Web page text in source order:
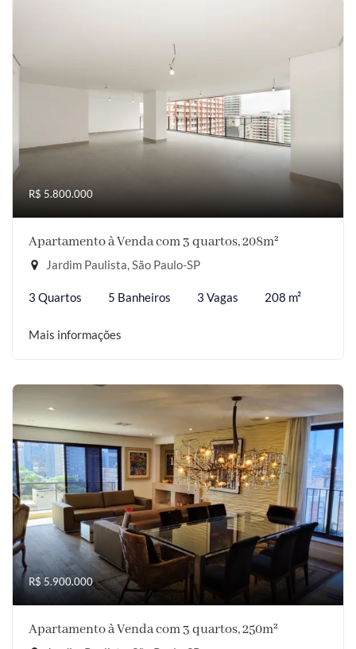
R$ 5.800.000
Apartamento à Venda com 3 quartos, 208m²
Jardim Paulista, São Paulo-SP
3 Quartos 5 Banheiros 3 Vagas 208 m²
Mais informações
R$ 5.900.000
Apartamento à Venda com 3 quartos, 250m²